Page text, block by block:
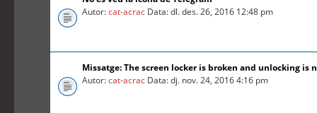
Autor:cat-acrac Data: dl. des. 26, 2016 12:48 pm
Missatge: The screen locker is broken and unlocking is
Autor:cat-acrac Data: dj. nov. 24, 2016 4:16 pm